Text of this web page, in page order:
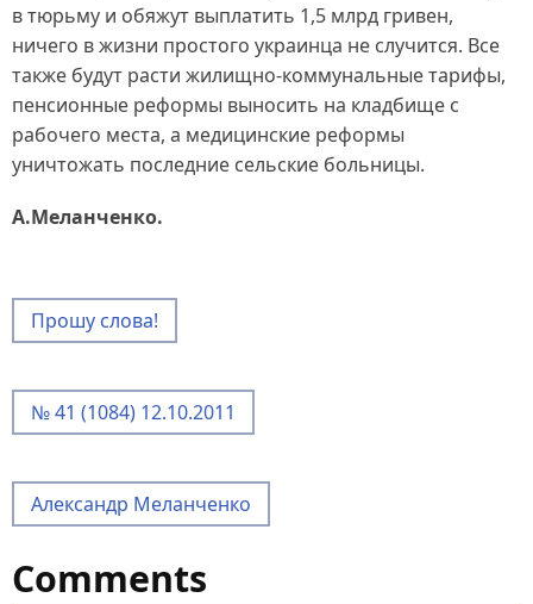
в тюрьму и обяжут выплатить 1,5 млрд гривен,
ничего в жизни простого украинца не случится. Все
также будут расти жилищно-коммунальные тарифы,
пенсионные реформы выносить на кладбище с
рабочего места, а медицинские реформы
уничтожать последние сельские больницы.
А.Меланченко.
Прошу слова!
№ 41 (1084) 12.10.2011
Александр Меланченко
Comments